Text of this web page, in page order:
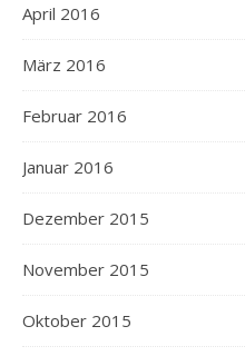
April 2016
März 2016
Februar 2016
Januar 2016
Dezember 2015
November 2015
Oktober 2015